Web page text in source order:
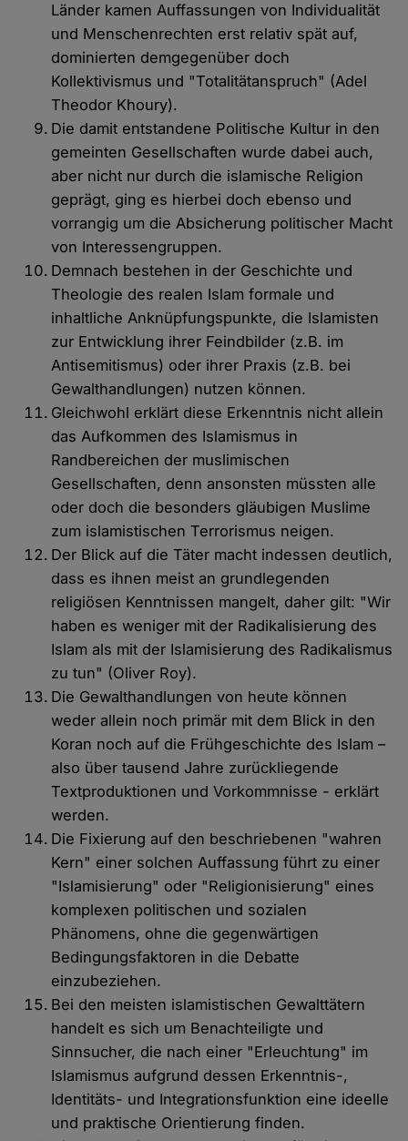
Länder kamen Auffassungen von Individualität
und Menschenrechten erst relativ spät auf,
dominierten demgegenüber doch
Kollektivismus und "Totalitätanspruch" (Adel
Theodor Khoury).
Die damit entstandene Politische Kultur in den
gemeinten Gesellschaften wurde dabei auch,
aber nicht nur durch die islamische Religion
geprägt, ging es hierbei doch ebenso und
vorrangig um die Absicherung politischer Macht
von Interessengruppen.
Demnach bestehen in der Geschichte und
Theologie des realen Islam formale und
inhaltliche Anknüpfungspunkte, die Islamisten
zur Entwicklung ihrer Feindbilder (z.B. im
Antisemitismus) oder ihrer Praxis (z.B. bei
Gewalthandlungen) nutzen können.
Gleichwohl erklärt diese Erkenntnis nicht allein
das Aufkommen des Islamismus in
Randbereichen der muslimischen
Gesellschaften, denn ansonsten müssten alle
oder doch die besonders gläubigen Muslime
zum islamistischen Terrorismus neigen.
Der Blick auf die Täter macht indessen deutlich,
dass es ihnen meist an grundlegenden
religiösen Kenntnissen mangelt, daher gilt: "Wir
haben es weniger mit der Radikalisierung des
Islam als mit der Islamisierung des Radikalismus
zu tun" (Oliver Roy).
Die Gewalthandlungen von heute können
weder allein noch primär mit dem Blick in den
Koran noch auf die Frühgeschichte des Islam –
also über tausend Jahre zurückliegende
Textproduktionen und Vorkommnisse - erklärt
werden.
Die Fixierung auf den beschriebenen "wahren
Kern" einer solchen Auffassung führt zu einer
"Islamisierung" oder "Religionisierung" eines
komplexen politischen und sozialen
Phänomens, ohne die gegenwärtigen
Bedingungsfaktoren in die Debatte
einzubeziehen.
Bei den meisten islamistischen Gewalttätern
handelt es sich um Benachteiligte und
Sinnsucher, die nach einer "Erleuchtung" im
Islamismus aufgrund dessen Erkenntnis-,
Identitäts- und Integrationsfunktion eine ideelle
und praktische Orientierung finden.